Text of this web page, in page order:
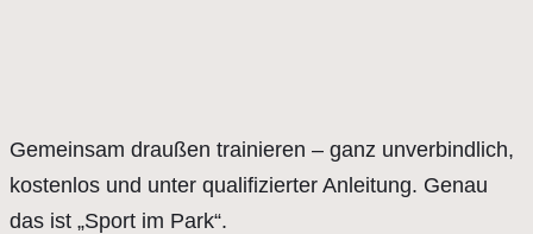
Gemeinsam draußen trainieren – ganz unverbindlich,
kostenlos und unter qualifizierter Anleitung. Genau
das ist „Sport im Park“.